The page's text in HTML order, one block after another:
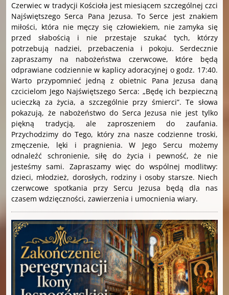
Czerwiec w tradycji Kościoła jest miesiącem szczególnej czci
Najświętszego Serca Pana Jezusa. To Serce jest znakiem
miłości, która nie męczy się człowiekiem, nie zamyka się
przed słabością i nie przestaje szukać tych, którzy
potrzebują nadziei, przebaczenia i pokoju. Serdecznie
zapraszamy na nabożeństwa czerwcowe, które będą
odprawiane codziennie w kaplicy adoracyjnej o godz. 17:40.
Warto przypomnieć jedną z obietnic Pana Jezusa daną
czcicielom Jego Najświętszego Serca: „Będę ich bezpieczną
ucieczką za życia, a szczególnie przy śmierci”. Te słowa
pokazują, że nabożeństwo do Serca Jezusa nie jest tylko
piękną tradycją, ale zaproszeniem do zaufania.
Przychodzimy do Tego, który zna nasze codzienne troski,
zmęczenie, lęki i pragnienia. W Jego Sercu możemy
odnaleźć schronienie, siłę do życia i pewność, że nie
jesteśmy sami. Zapraszamy więc do wspólnej modlitwy:
dzieci, młodzież, dorosłych, rodziny i osoby starsze. Niech
czerwcowe spotkania przy Sercu Jezusa będą dla nas
czasem wdzięczności, zawierzenia i umocnienia wiary.